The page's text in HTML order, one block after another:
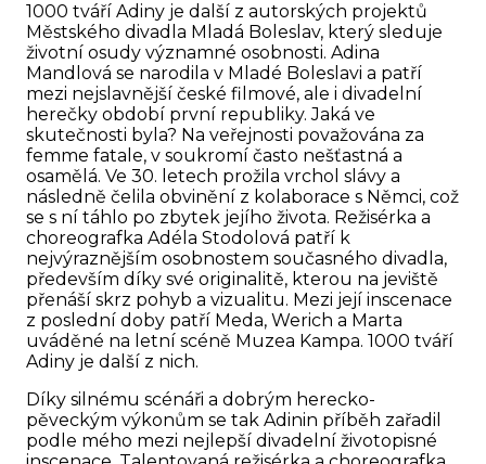
1000 tváří Adiny je další z autorských projektů
Městského divadla Mladá Boleslav, který sleduje
životní osudy významné osobnosti. Adina
Mandlová se narodila v Mladé Boleslavi a patří
mezi nejslavnější české filmové, ale i divadelní
herečky období první republiky. Jaká ve
skutečnosti byla? Na veřejnosti považována za
femme fatale, v soukromí často nešťastná a
osamělá. Ve 30. letech prožila vrchol slávy a
následně čelila obvinění z kolaborace s Němci, což
se s ní táhlo po zbytek jejího života. Režisérka a
choreografka Adéla Stodolová patří k
nejvýraznějším osobnostem současného divadla,
především díky své originalitě, kterou na jeviště
přenáší skrz pohyb a vizualitu. Mezi její inscenace
z poslední doby patří Meda, Werich a Marta
uváděné na letní scéně Muzea Kampa. 1000 tváří
Adiny je další z nich.
Díky silnému scénáři a dobrým herecko-
pěveckým výkonům se tak Adinin příběh zařadil
podle mého mezi nejlepší divadelní životopisné